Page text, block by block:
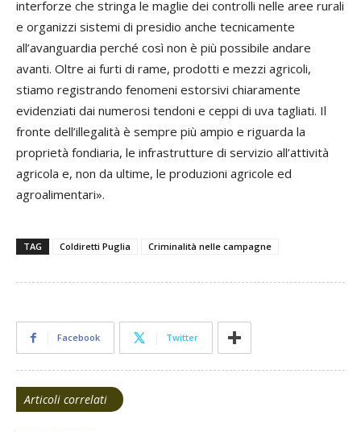
interforze che stringa le maglie dei controlli nelle aree rurali
e organizzi sistemi di presidio anche tecnicamente
all’avanguardia perché così non è più possibile andare
avanti. Oltre ai furti di rame, prodotti e mezzi agricoli,
stiamo registrando fenomeni estorsivi chiaramente
evidenziati dai numerosi tendoni e ceppi di uva tagliati. Il
fronte dell’illegalità è sempre più ampio e riguarda la
proprietà fondiaria, le infrastrutture di servizio all’attività
agricola e, non da ultime, le produzioni agricole ed
agroalimentari».
TAG Coldiretti Puglia Criminalità nelle campagne
Facebook Twitter
Articoli correlati